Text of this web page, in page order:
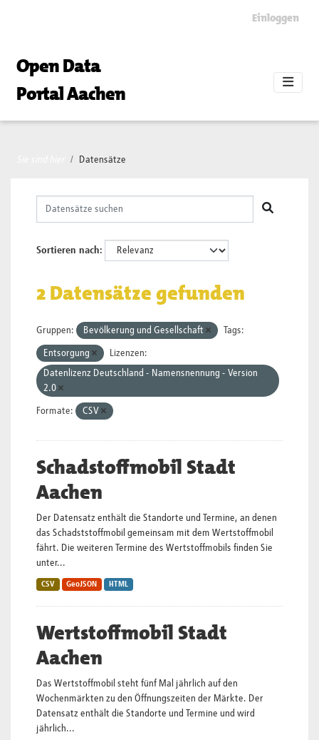
Einloggen
Open Data
Portal Aachen
Datensätze
Sortieren nach
2 Datensätze gefunden
Gruppen: Bevölkerung und Gesellschaft Tags:
Entsorgung
Lizenzen:
Datenlizenz Deutschland - Namensnennung - Version
2.0
Formate: CSV
Schadstoffmobil Stadt
Aachen
Der Datensatz enthält die Standorte und Termine, an denen
das Schadststoffmobil gemeinsam mit dem Wertstoffmobil
fährt. Die weiteren Termine des Wertstoffmobils finden Sie
unter...
CSV GeoJSON HTML
Wertstoffmobil Stadt
Aachen
Das Wertstoffmobil steht fünf Mal jährlich auf den
Wochenmärkten zu den Öffnungszeiten der Märkte. Der
Datensatz enthält die Standorte und Termine und wird
jährlich...